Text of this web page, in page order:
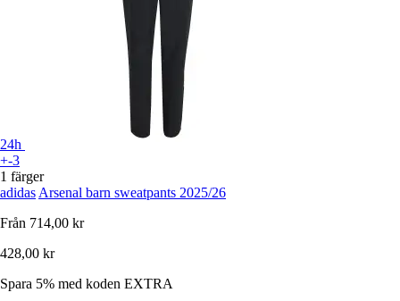
24h
+-3
1 färger
adidas Arsenal barn sweatpants 2025/26
Från 714,00 kr
428,00 kr
Spara 5% med koden EXTRA